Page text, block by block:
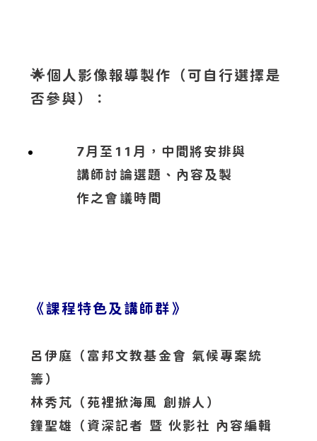
🌟個人影像報導製作（可自行選擇是
否參與）：
7月至11月，中間將安排與
講師討論選題、內容及製
作之會議時間
《課程特色及講師群》
呂伊庭（富邦文教基金會 氣候專案統
籌）
林秀芃（苑裡掀海風 創辦人）
鐘聖雄（資深記者 暨 伙影社 內容編輯